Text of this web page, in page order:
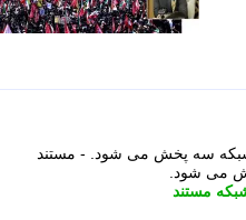
شبکه سه پخش می شود. - مستند
می شود.
مستند